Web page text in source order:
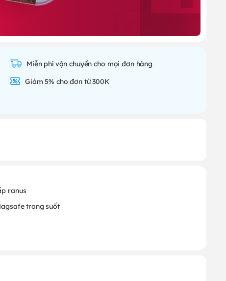
Miễn phí vận chuyển cho mọi đơn hàng
Giảm 5% cho đơn từ 300K
ranus
trong suốt